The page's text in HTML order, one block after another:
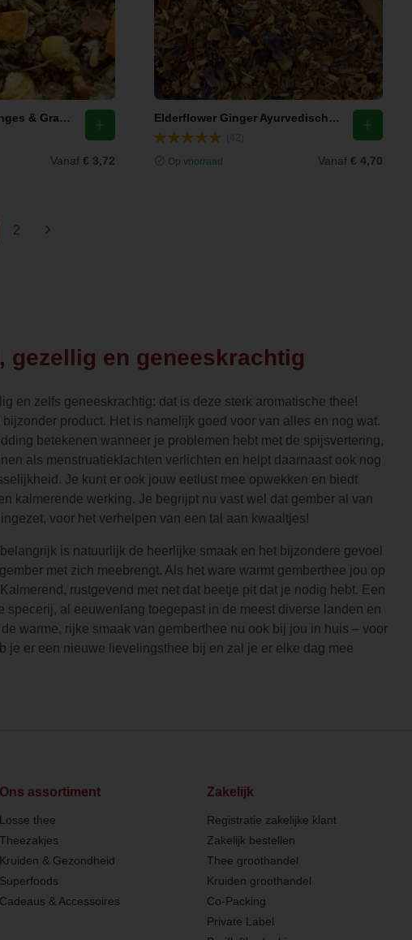
Women's Dream Oranges & Grapefruits Ayurvedische Thee
Vanaf € 3,72
Elderflower Ginger Ayurvedische Thee
Op voorraad Vanaf € 4,70
2
gezellig en geneeskrachtig
en zelfs geneeskrachtig: dat is deze sterk aromatische thee!
bijzonder product. Het is namelijk goed voor van alles en nog wat.
betekenen wanneer je problemen hebt met de spijsvertering,
als menstruatieklachten verlichten en helpt daarnaast ook nog
Je kunt er ook jouw eetlust mee opwekken en biedt
kalmerende werking. Je begrijpt nu vast wel dat gember al van
voor het verhelpen van een tal aan kwaaltjes!
is natuurlijk de heerlijke smaak en het bijzondere gevoel
met zich meebrengt. Als het ware warmt gemberthee jou op
rustgevend met net dat beetje pit dat je nodig hebt. Een
specerij, al eeuwenlang toegepast in de meest diverse landen en
warme, rijke smaak van gemberthee nu ook bij jou in huis – voor
je er een nieuwe lievelingsthee bij en zal je er elke dag mee
Ons assortiment
Losse thee
Theezakjes
Kruiden & Gezondheid
Superfoods
Cadeaus & Accessoires
Zakelijk
Registratie zakelijke klant
Zakelijk bestellen
Thee groothandel
Kruiden groothandel
Co-Packing
Private Label